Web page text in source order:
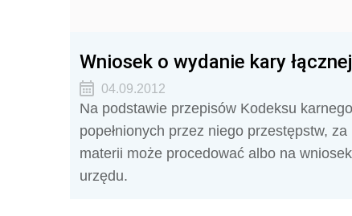
Wniosek o wydanie kary łącznej
04.09.2012
Na podstawie przepisów Kodeksu
popełnionych przez niego przestępstw,
materii może procedować albo na
urzędu.